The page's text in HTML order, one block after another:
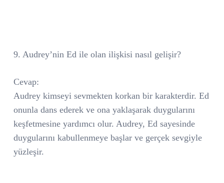
9. Audrey’nin Ed ile olan ilişkisi nasıl gelişir?
Cevap:
Audrey kimseyi sevmekten korkan bir karakterdir. Ed
onunla dans ederek ve ona yaklaşarak duygularını
keşfetmesine yardımcı olur. Audrey, Ed sayesinde
duygularını kabullenmeye başlar ve gerçek sevgiyle
yüzleşir.